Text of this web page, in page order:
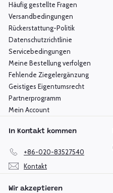
Häufig gestellte Fragen
Versandbedingungen
Rückerstattung-Politik
Datenschutzrichtlinie
Servicebedingungen
Meine Bestellung verfolgen
Fehlende Ziegelergänzung
Geistiges Eigentumsrecht
Partnerprogramm
Mein Account
In Kontakt kommen
+86-020-83527540
Kontakt
Wir akzeptieren